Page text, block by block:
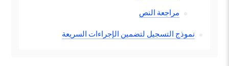
مراجعة النص
نموذج التسجيل لتضمين الإجراءات السريعة